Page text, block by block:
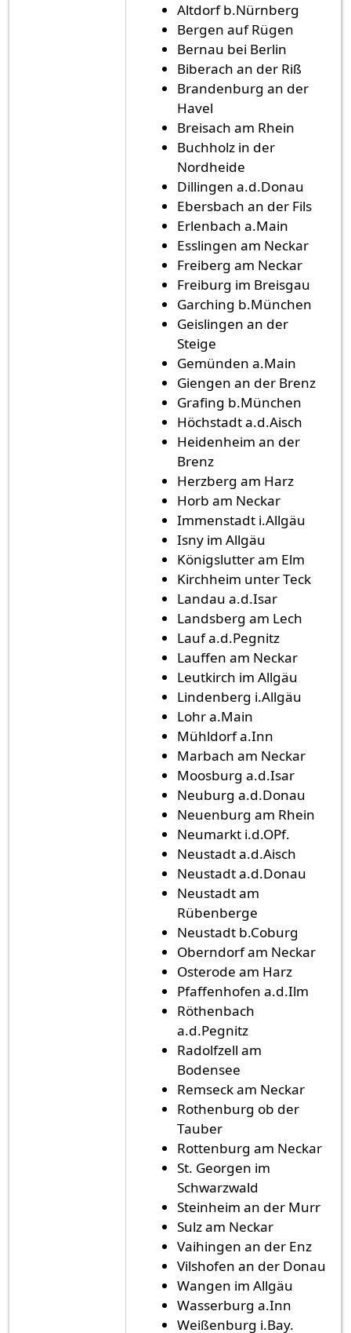
Altdorf b.Nürnberg
Bergen auf Rügen
Bernau bei Berlin
Biberach an der Riß
Brandenburg an der
Havel
Breisach am Rhein
Buchholz in der
Nordheide
Dillingen a.d.Donau
Ebersbach an der Fils
Erlenbach a.Main
Esslingen am Neckar
Freiberg am Neckar
Freiburg im Breisgau
Garching b.München
Geislingen an der
Steige
Gemünden a.Main
Giengen an der Brenz
Grafing b.München
Höchstadt a.d.Aisch
Heidenheim an der
Brenz
Herzberg am Harz
Horb am Neckar
Immenstadt i.Allgäu
Isny im Allgäu
Königslutter am Elm
Kirchheim unter Teck
Landau a.d.Isar
Landsberg am Lech
Lauf a.d.Pegnitz
Lauffen am Neckar
Leutkirch im Allgäu
Lindenberg i.Allgäu
Lohr a.Main
Mühldorf a.Inn
Marbach am Neckar
Moosburg a.d.Isar
Neuburg a.d.Donau
Neuenburg am Rhein
Neumarkt i.d.OPf.
Neustadt a.d.Aisch
Neustadt a.d.Donau
Neustadt am
Rübenberge
Neustadt b.Coburg
Oberndorf am Neckar
Osterode am Harz
Pfaffenhofen a.d.Ilm
Röthenbach
a.d.Pegnitz
Radolfzell am
Bodensee
Remseck am Neckar
Rothenburg ob der
Tauber
Rottenburg am Neckar
St. Georgen im
Schwarzwald
Steinheim an der Murr
Sulz am Neckar
Vaihingen an der Enz
Vilshofen an der Donau
Wangen im Allgäu
Wasserburg a.Inn
Weißenburg i.Bay.